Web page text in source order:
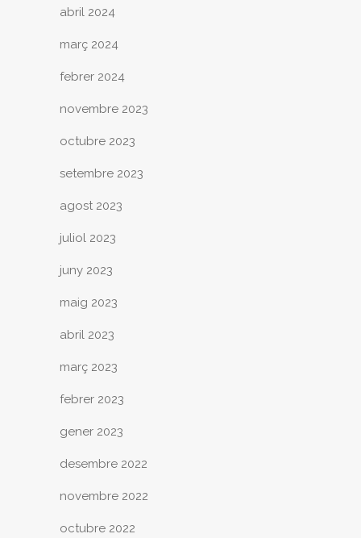
abril 2024
març 2024
febrer 2024
novembre 2023
octubre 2023
setembre 2023
agost 2023
juliol 2023
juny 2023
maig 2023
abril 2023
març 2023
febrer 2023
gener 2023
desembre 2022
novembre 2022
octubre 2022